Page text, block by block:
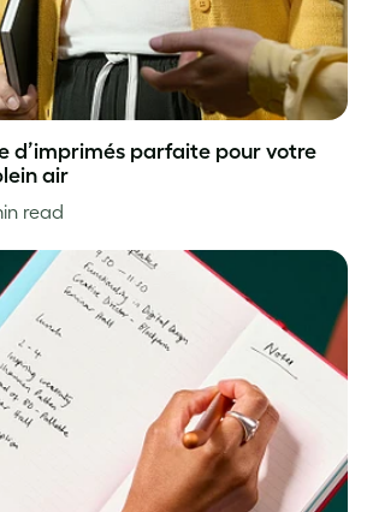
d’imprimés parfaite pour votre
air
read